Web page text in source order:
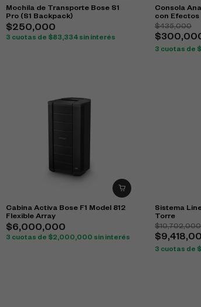
Mochila de Transporte Bose S1
Pro (S1 Backpack)
$250,000
3 cuotas de $83,334sin interés
Consola
con Efectos
$435,000
$
3 cuotas de $
Cabina Activa Bose F1 Model 812
Flexible Array
$6,000,000
3 cuotas de $2,000,000 sin interés
Sistema
Torre
$10,702,000
$
3 cuotas de $